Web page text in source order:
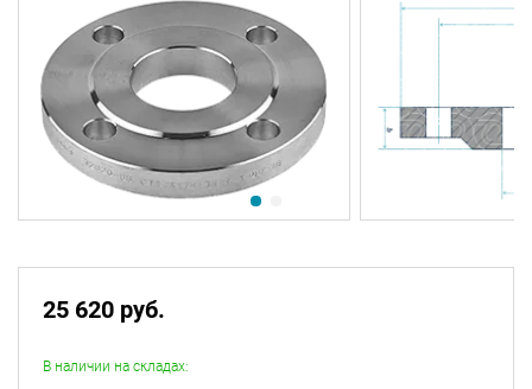
25 620 руб.
В наличии на складах: